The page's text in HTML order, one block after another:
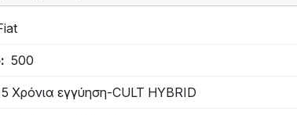
500
5 Χρόνια εγγύηση-CULT HYBRID